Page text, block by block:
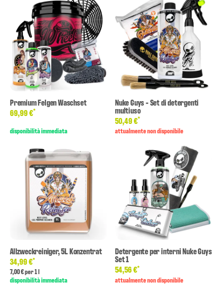
Premium Felgen Waschset
69,99 €*
disponibilità immediata
Nuke Guys - Set di detergenti
multiuso
50,49 €*
attualmente non disponibile
Allzweckreiniger, 5L Konzentrat
34,99 €*
7,00 € per 1 l
disponibilità immediata
Detergente per interni Nuke Guys
Set 1
54,56 €*
attualmente non disponibile